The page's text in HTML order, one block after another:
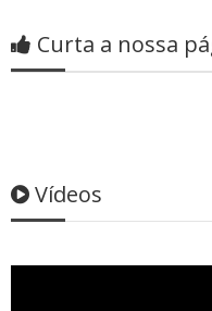
Curta a nossa
Vídeos